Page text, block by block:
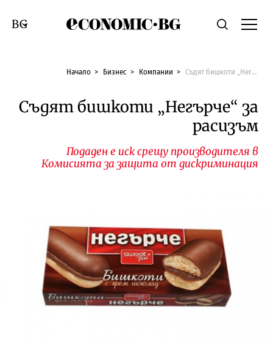
Economic.bgТърсене
Смяна на език
Начало Бизнес Компании Съдят бишкоти „Негърче“ за расизъм
Съдят бишкоти „Негърче“ за
расизъм
Подаден е иск срещу производителя в
Комисията за защита от дискриминация